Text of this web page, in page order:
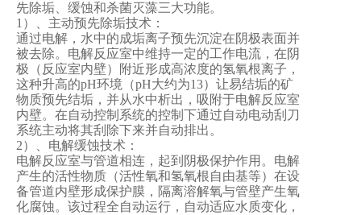
先除垢、缓蚀和杀菌灭藻三大功能。
1）、主动预先除垢技术：
通过电解，水中的成垢离子预先沉淀在阴极表面并
被去除。电解反应室中维持一定的工作电流，在阴
极（反应室内壁）附近形成高浓度的氢氧根离子，
这种升高的pH环境（pH大约为13）让易结垢的矿
物质预先结垢，并从水中析出，吸附于电解反应室
内壁。在自动控制系统的控制下通过自动电动刮刀
系统主动将其刮除下来并自动排出。
2）、电解缓蚀技术：
电解反应室与管道相连，起到阴极保护作用。电解
产生的活性物质（活性氧和氢氧根自由基等）在设
备管道内壁形成保护膜，隔离溶解氧与管壁产生氧
化腐蚀。该过程全自动运行，自动适应水质变化，